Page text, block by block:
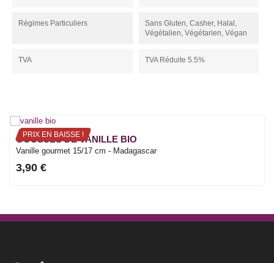
Régimes Particuliers
Sans Gluten, Casher, Halal,
Végétalien, Végétarien, Végan
TVA TVA Réduite 5.5%
PRIX EN BAISSE !
GOUSSES DE VANILLE BIO
Vanille gourmet 15/17 cm - Madagascar
3,90 €